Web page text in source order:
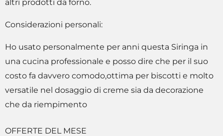
Considerazioni personali:
Ho usato personalmente per anni questa Siringa in
una cucina professionale e posso dire che per il suo
costo fa davvero comodo,ottima per biscotti e molto
versatile nel dosaggio di creme sia da decorazione
che da riempimento
OFFERTE DEL MESE